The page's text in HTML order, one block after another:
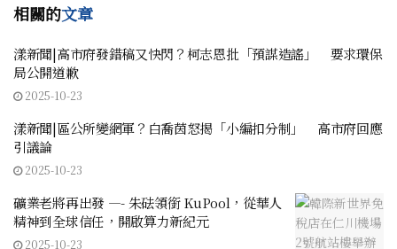
相關的文章
漾新聞|高市府發錯稿又快閃？柯志恩批「預謀造謠」 要求環保
局公開道歉
2025-10-23
漾新聞|區公所變網軍？白喬茵怒揭「小編扣分制」 高市府回應
引議論
2025-10-23
礦業老將再出發 —- 朱砝領銜 KuPool，從華人
精神到全球信任，開啟算力新紀元
2025-10-23